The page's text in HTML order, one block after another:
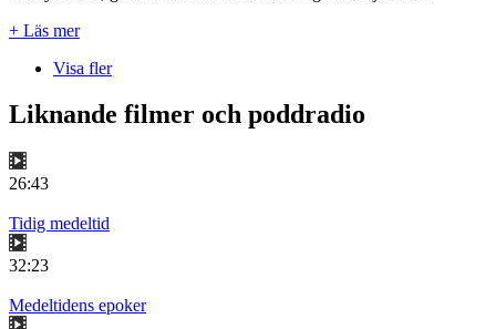
+ Läs mer
Visa fler
Liknande filmer och poddradio
26:43
Tidig medeltid
32:23
Medeltidens epoker